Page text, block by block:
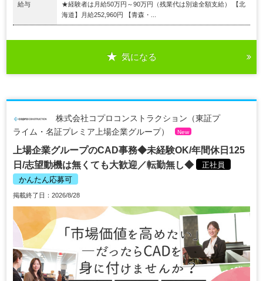
給与
★経験者は月給50万円～90万円（残業代は別途全額支給） 【北
海道】月給252,960円 【青森・...
気になる
株式会社コプロコンストラクション（東証プ
ライム・名証プレミア上場企業グループ）
New
上場企業グループのCAD事務◆未経験OK/年間休日125
日/志望動機は無くても大歓迎／転勤無し◆
正社員
かんたん応募可
掲載終了日：2026/8/28